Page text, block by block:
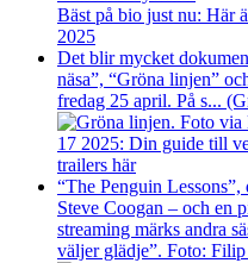
Bäst på bio just nu: Här
2025
Det blir mycket
näsa”, “Gröna linjen”
fredag 25 april. På s...
17 2025: Din guide till
trailers här
“The Penguin
Steve Coogan – och en
streaming märks andra
väljer glädje”. Foto: